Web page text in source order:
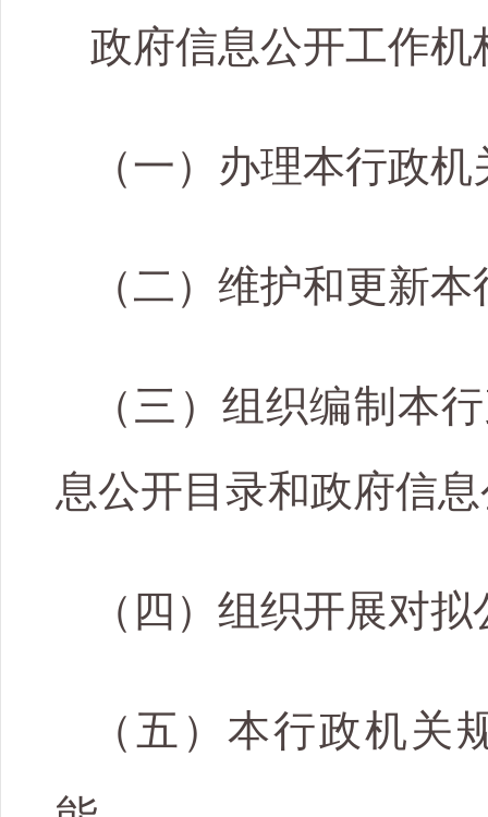
政府信息公开工作
（一）办理本行政
（二）维护和更新
（三）组织编制本
息公开目录和政府信
（四）组织开展对
（五）本行政机